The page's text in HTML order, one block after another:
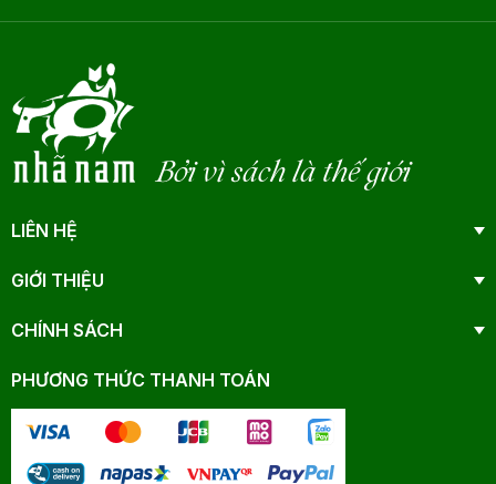
Bởi vì sách là thế giới
LIÊN HỆ
GIỚI THIỆU
CHÍNH SÁCH
PHƯƠNG THỨC THANH TOÁN